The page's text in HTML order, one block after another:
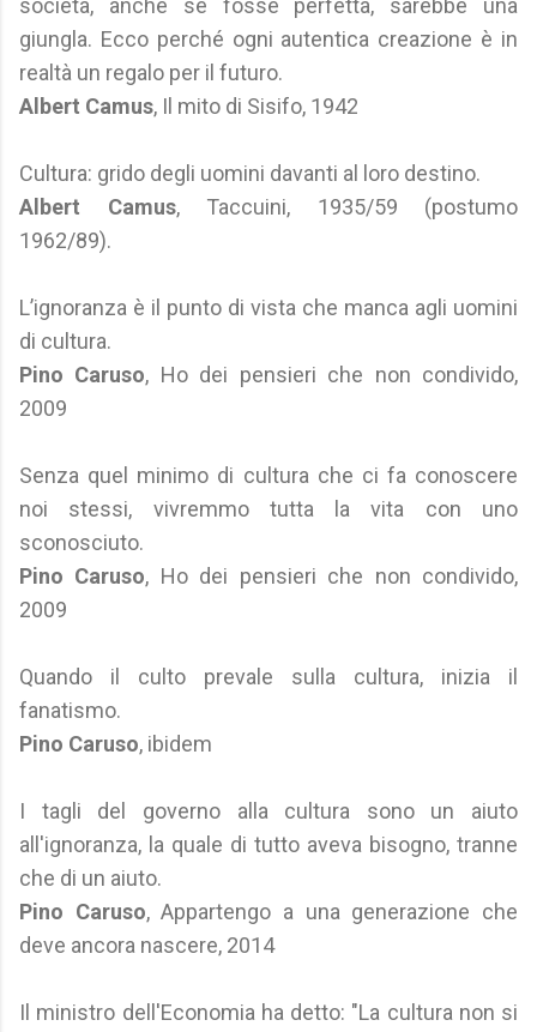
società, anche se fosse perfetta, sarebbe una
giungla. Ecco perché ogni autentica creazione è in
realtà un regalo per il futuro.
Albert Camus, Il mito di Sisifo, 1942
Cultura: grido degli uomini davanti al loro destino.
Albert Camus, Taccuini, 1935/59 (postumo
1962/89).
L’ignoranza è il punto di vista che manca agli uomini
di cultura.
Pino Caruso, Ho dei pensieri che non condivido,
2009
Senza quel minimo di cultura che ci fa conoscere
noi stessi, vivremmo tutta la vita con uno
sconosciuto.
Pino Caruso, Ho dei pensieri che non condivido,
2009
Quando il culto prevale sulla cultura, inizia il
fanatismo.
Pino Caruso, ibidem
I tagli del governo alla cultura sono un aiuto
all'ignoranza, la quale di tutto aveva bisogno, tranne
che di un aiuto.
Pino Caruso, Appartengo a una generazione che
deve ancora nascere, 2014
Il ministro dell'Economia ha detto: "La cultura non si